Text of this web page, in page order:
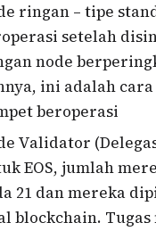
ringan – tipe
setelah
node
ini adalah cara
beroperasi
Validator
EOS, jumlah
21 dan mereka
blockchain.